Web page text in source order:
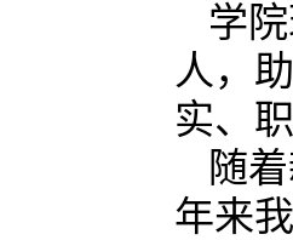
学
人，
实、
随
年来